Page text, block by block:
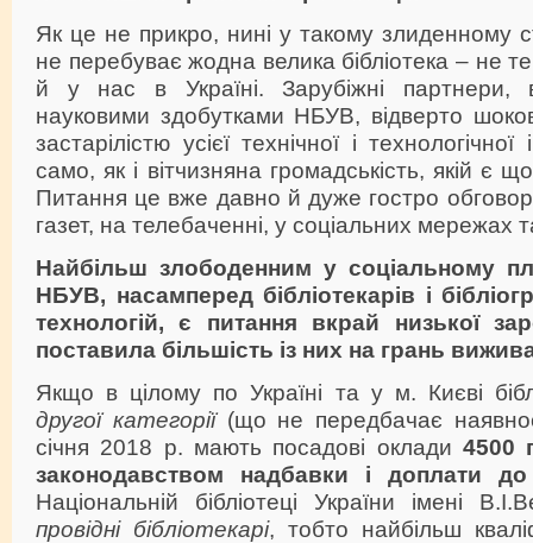
Як це не прикро, нині у такому злиденному
не перебуває жодна велика бібліотека – не
й у нас в Україні. Зарубіжні партнери,
науковими здобутками НБУВ, відверто
застарілістю усієї технічної і
само, як і вітчизняна громадськість, якій є
Питання це вже давно й дуже гостро
газет, на телебаченні, у соціальних мережах
Найбільш злободенним у соціальному
НБУВ, насамперед бібліотекарів і
технологій, є питання вкрай низької
поставила більшість із них на грань
Якщо в цілому по Україні та у м. Києві
другої категорії(що не передбачає
січня 2018 р. мають посадові оклади 4500
законодавством надбавки і доплати до
Національній бібліотеці України імені
провідні бібліотекарі, тобто найбільш